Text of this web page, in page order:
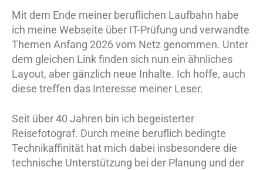
Mit dem Ende meiner beruflichen Laufbahn habe
ich meine Webseite über IT-Prüfung und verwandte
Themen Anfang 2026 vom Netz genommen. Unter
dem gleichen Link finden sich nun ein ähnliches
Layout, aber gänzlich neue Inhalte. Ich hoffe, auch
diese treffen das Interesse meiner Leser.
Seit über 40 Jahren bin ich begeisterter
Reisefotograf. Durch meine beruflich bedingte
Technikaffinität hat mich dabei insbesondere die
technische Unterstützung bei der Planung und der